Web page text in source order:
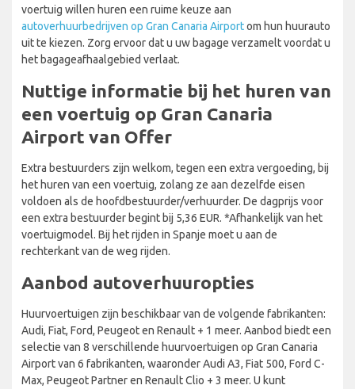
voertuig willen huren een ruime keuze aan
autoverhuurbedrijven op Gran Canaria Airportom hun huurauto
uit te kiezen. Zorg ervoor dat u uw bagage verzamelt voordat u
het bagageafhaalgebied verlaat.
Nuttige informatie bij het huren van
een voertuig op Gran Canaria
Airport van Offer
Extra bestuurders zijn welkom, tegen een extra vergoeding, bij
het huren van een voertuig, zolang ze aan dezelfde eisen
voldoen als de hoofdbestuurder/verhuurder. De dagprijs voor
een extra bestuurder begint bij 5,36 EUR. *Afhankelijk van het
voertuigmodel. Bij het rijden in Spanje moet u aan de
rechterkant van de weg rijden.
Aanbod autoverhuuropties
Huurvoertuigen zijn beschikbaar van de volgende fabrikanten:
Audi, Fiat, Ford, Peugeot en Renault + 1 meer. Aanbod biedt een
selectie van 8 verschillende huurvoertuigen op Gran Canaria
Airport van 6 fabrikanten, waaronder Audi A3, Fiat 500, Ford C-
Max, Peugeot Partner en Renault Clio + 3 meer. U kunt